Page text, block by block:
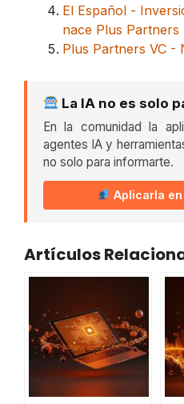
El Español -
nace Plus Partners
Plus Partners VC -
La IA no es solo
En la comunidad la
agentes IA y
no solo para informarte.
Aplicarla
Artículos